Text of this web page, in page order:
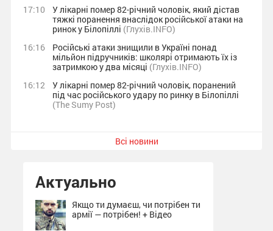
17:10
У лікарні помер 82-річний чоловік, який дістав
тяжкі поранення внаслідок російської атаки на
ринок у Білопіллі (Глухів.INFO)
16:16
Російські атаки знищили в Україні понад
мільйон підручників: школярі отримають їх із
затримкою у два місяці (Глухів.INFO)
16:12
У лікарні помер 82-річний чоловік, поранений
під час російського удару по ринку в Білопіллі
(The Sumy Post)
Всі новини
Актуально
Якщо ти думаєш, чи потрібен ти
армії — потрібен! + Відео